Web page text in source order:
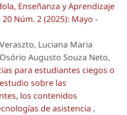
Enseñanza y Aprendizaje
Núm. 2 (2025): Mayo -
Luciana Maria
Augusto Souza Neto,
para estudiantes ciegos o
sobre las
los contenidos
de asistencia ,